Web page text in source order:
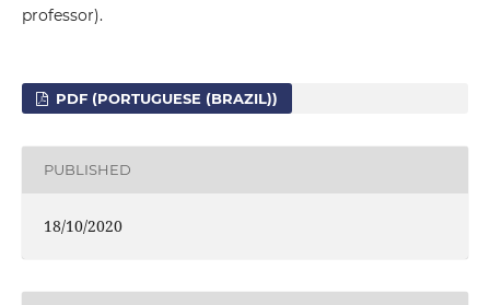
professor).
PDF (PORTUGUESE (BRAZIL))
PUBLISHED
18/10/2020